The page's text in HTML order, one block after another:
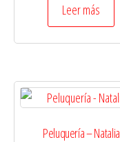
Leer más
Peluquería – Natalia